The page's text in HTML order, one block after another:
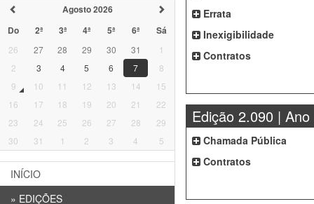
Agosto 2026
Do
2ª 3ª 4ª 5ª 6ª Sá
26 27 28 29 30 31
1
2
3 4 5 6 7
8
9
10 11 12 13 14
15
16
17 18 19 20 21
22
23
24 25 26 27 28
29
30
31 1 2 3 4 5
INÍCIO
» EDIÇÕES
Errata
Inexigibilidade
Contratos
Edição 2.090 | Ano
Chamada Pública
Contratos